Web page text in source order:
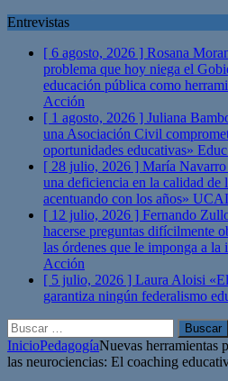
Entrevistas
[ 6 agosto, 2026 ] Rosana
problema que hoy niega el
educación pública como
Acción
[ 1 agosto, 2026 ] Juliana
una Asociación Civil
oportunidades educativas»
[ 28 julio, 2026 ] María Navarro
una deficiencia en la calidad de
acentuando con los años»
[ 12 julio, 2026 ] Fernando
hacerse preguntas difícilmente
las órdenes que le imponga a
Acción
[ 5 julio, 2026 ] Laura Aloisi
garantiza ningún federalismo
Buscar:
InicioPedagogíaNuevas herramientas
las neurociencias: El coaching